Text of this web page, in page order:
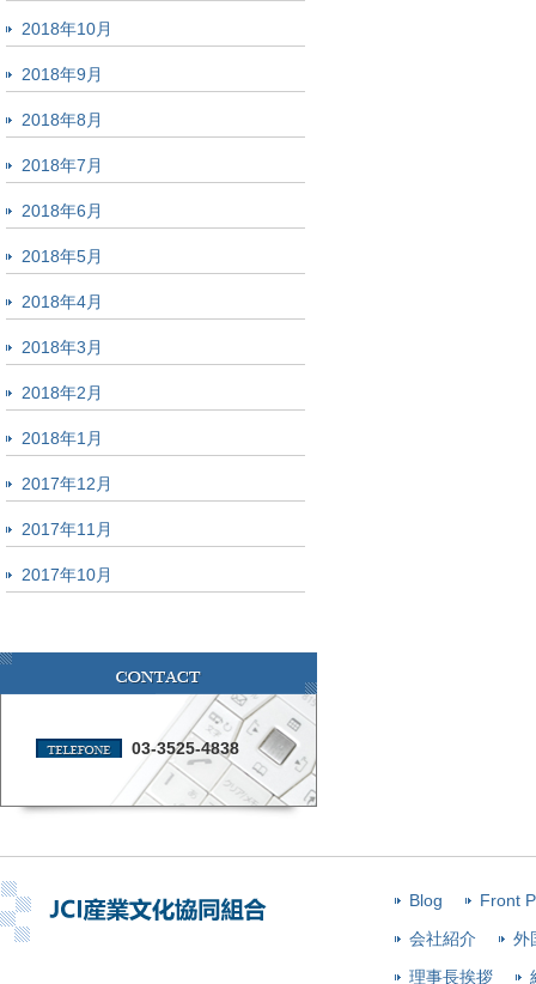
2018年10月
2018年9月
2018年8月
2018年7月
2018年6月
2018年5月
2018年4月
2018年3月
2018年2月
2018年1月
2017年12月
2017年11月
2017年10月
03-3525-4838
Blog Front
会社紹介 外
理事長挨拶